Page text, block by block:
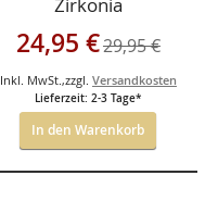
Sonderangebot
24,95 €29,95 €
Inkl. MwSt. ,zzgl. Versandkosten
Lieferzeit: 2-3 Tage*
In den Warenkorb